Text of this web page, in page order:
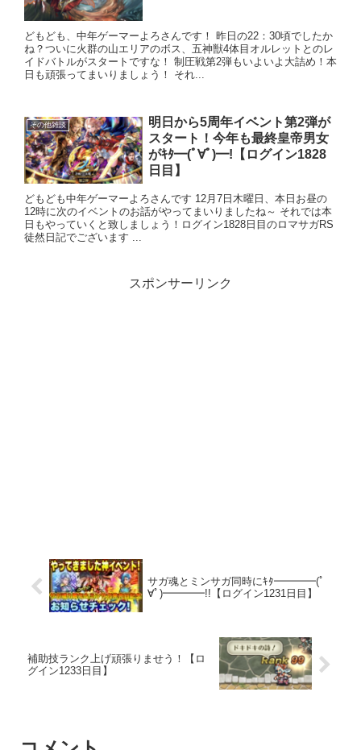
どもども、中年ゲーマーよろさんです！ 昨日の22：30頃でしたか
ね？ついに火群の山エリアのボス、五神獣4体目オルレットとのレ
イドバトルがスタートですな！ 制圧戦第2弾もいよいよ大詰め！本
日も頑張ってまいりましょう！ それ...
その他雑談
明日から5周年イベント第2弾が
スタート！今年も最終皇帝男女
がｷﾀ━(ﾟ∀ﾟ)━!【ログイン1828
日目】
どもども中年ゲーマーよろさんです 12月7日木曜日、本日お昼の
12時に次のイベントのお話がやってまいりましたね～ それでは本
日もやっていくと致しましょう！ログイン1828日目のロマサガRS
徒然日記でございます ...
スポンサーリンク
サガ魂とミンサガ同時にｷﾀ━━━━(ﾟ
∀ﾟ)━━━━!!【ログイン1231日目】
補助技ランク上げ頑張りませう！【ロ
グイン1233日目】